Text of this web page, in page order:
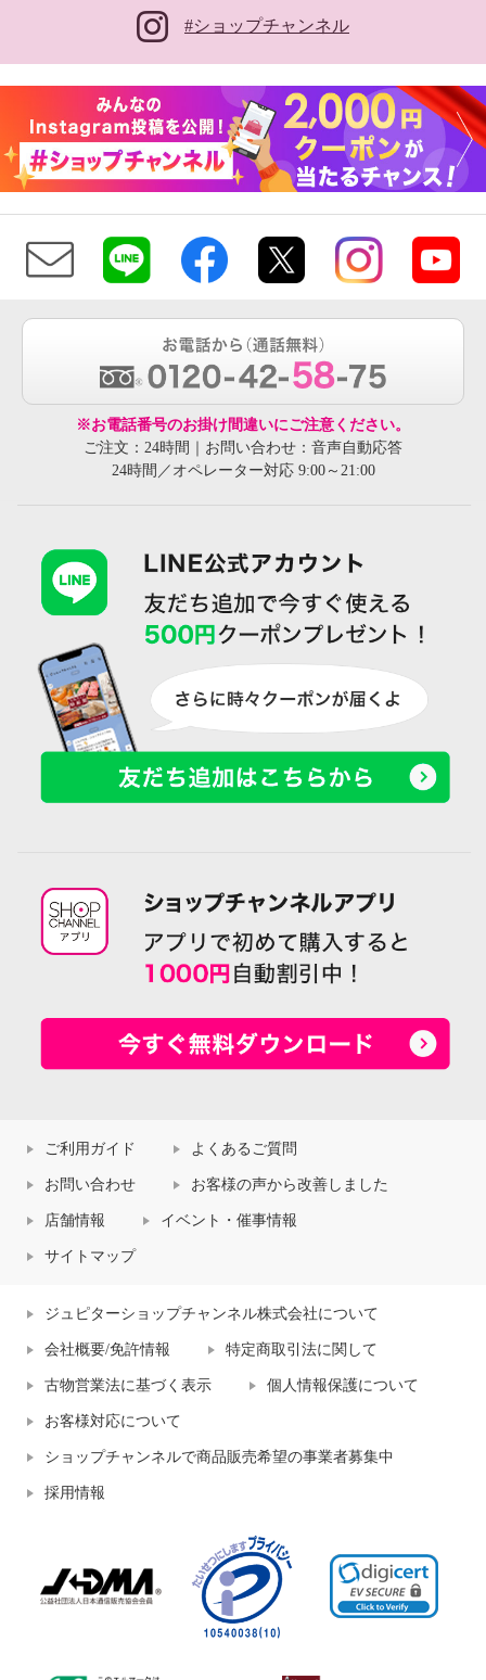
#ショップチャンネル
※お電話番号のお掛け間違いにご注意ください。
ご注文：24時間｜お問い合わせ：音声自動応答
24時間／オペレーター対応 9:00～21:00
ご利用ガイド よくあるご質問
お問い合わせ お客様の声から改善しました
店舗情報 イベント・催事情報
サイトマップ
ジュピターショップチャンネル株式会社について
会社概要/免許情報 特定商取引法に関して
古物営業法に基づく表示 個人情報保護について
お客様対応について
ショップチャンネルで商品販売希望の事業者募集中
採用情報